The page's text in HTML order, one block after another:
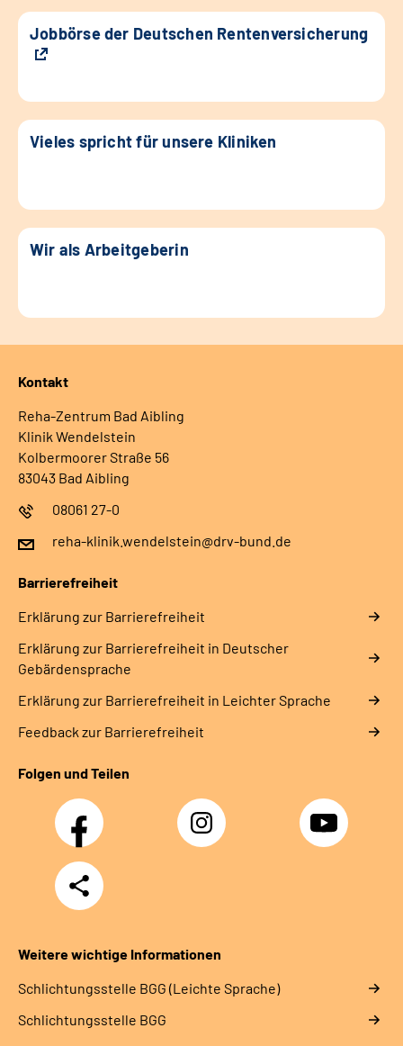
Jobbörse der Deutschen Rentenversicherung
Vieles spricht für unsere Kliniken
Wir als Arbeitgeberin
Kontakt
Reha-Zentrum Bad Aibling
Klinik Wendelstein
Kolbermoorer Straße 56
83043 Bad Aibling
08061 27-0
reha-klinik.wendelstein@drv-bund.de
Barrierefreiheit
Erklärung zur Barrierefreiheit
Erklärung zur Barrierefreiheit in Deutscher
Gebärdensprache
Erklärung zur Barrierefreiheit in Leichter Sprache
Feedback zur Barrierefreiheit
Folgen und Teilen
Facebook Instagram YouTube
Teilen
Weitere wichtige Informationen
Schlich­tungs­stel­le BGG (Leichte Sprache)
Schlich­tungs­stel­le BGG